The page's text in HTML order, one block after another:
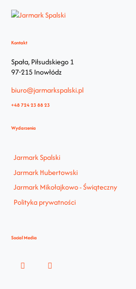
Kontakt
Spała, Piłsudskiego 1
97-215 Inowłódz
biuro@jarmarkspalski.pl
+48 724 23 88 23
Wydarzenia
Jarmark Spalski
Jarmark Hubertowski
Jarmark Mikołajkowo - Świąteczny
Polityka prywatności
Social Media